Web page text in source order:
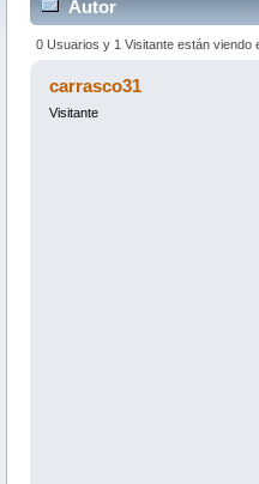
Autor
0 Usuarios y 1 Visitante están viendo
carrasco31
Visitante